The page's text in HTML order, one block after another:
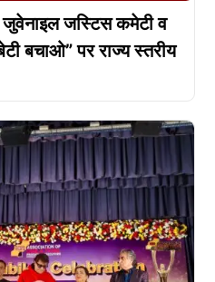
जुवेनाइल जस्टिस कमेटी व
बचाओ” पर राज्य स्तरीय